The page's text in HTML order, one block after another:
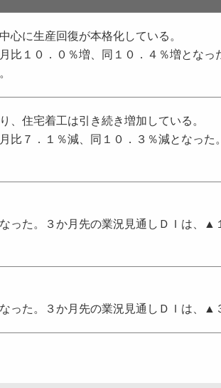
心に生産回復が本格化している。
比１０．０％増、同１０．４％増となっ
、住宅着工は引き続き増加している。
比７．１％減、同１０．３％減となっ
った。３か月先の業況見通しＤＩは、
った。３か月先の業況見通しＤＩは、▲